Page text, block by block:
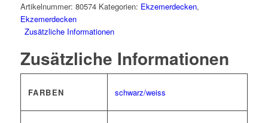
Artikelnummer: 80574 Kategorien: Ekzemerdecken,
Ekzemerdecken
Zusätzliche Informationen
Zusätzliche Informationen
FARBEN schwarz/weiss